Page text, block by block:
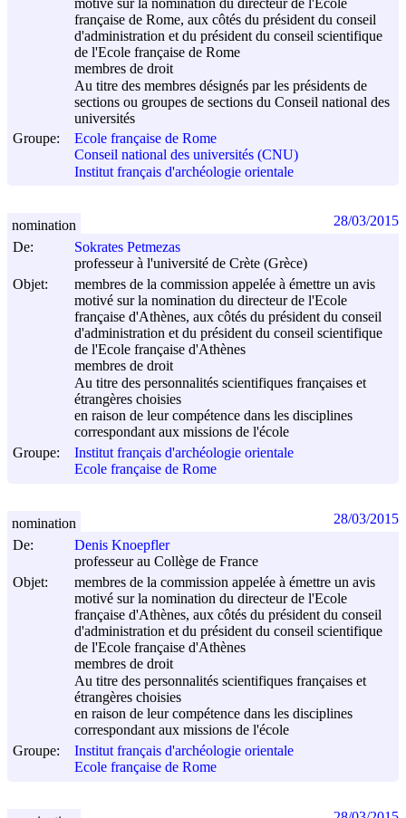
motivé sur la nomination du directeur de l'Ecole
française de Rome, aux côtés du président du conseil
d'administration et du président du conseil scientifique
de l'Ecole française de Rome
membres de droit
Au titre des membres désignés par les présidents de
sections ou groupes de sections du Conseil national des
universités
Groupe:
Ecole française de Rome
Conseil national des universités (CNU)
Institut français d'archéologie orientale
De:
Sokrates Petmezas
professeur à l'université de Crète (Grèce)
Objet:
membres de la commission appelée à émettre un avis
motivé sur la nomination du directeur de l'Ecole
française d'Athènes, aux côtés du président du conseil
d'administration et du président du conseil scientifique
de l'Ecole française d'Athènes
membres de droit
Au titre des personnalités scientifiques françaises et
étrangères choisies
en raison de leur compétence dans les disciplines
correspondant aux missions de l'école
Groupe:
Institut français d'archéologie orientale
Ecole française de Rome
nomination 28/03/2015
De:
Denis Knoepfler
professeur au Collège de France
Objet:
membres de la commission appelée à émettre un avis
motivé sur la nomination du directeur de l'Ecole
française d'Athènes, aux côtés du président du conseil
d'administration et du président du conseil scientifique
de l'Ecole française d'Athènes
membres de droit
Au titre des personnalités scientifiques françaises et
étrangères choisies
en raison de leur compétence dans les disciplines
correspondant aux missions de l'école
Groupe:
Institut français d'archéologie orientale
Ecole française de Rome
nomination 28/03/2015